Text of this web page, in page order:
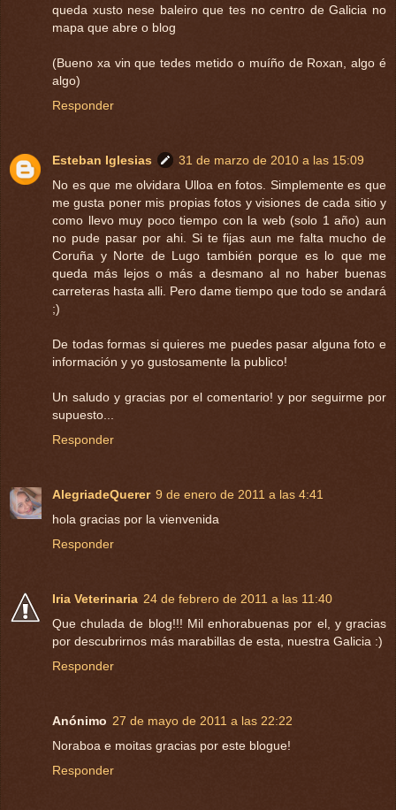
queda xusto nese baleiro que tes no centro de Galicia no
mapa que abre o blog
(Bueno xa vin que tedes metido o muíño de Roxan, algo é
algo)
Responder
Esteban Iglesias
31 de marzo de 2010 a las 15:09
No es que me olvidara Ulloa en fotos. Simplemente es que
me gusta poner mis propias fotos y visiones de cada sitio y
como llevo muy poco tiempo con la web (solo 1 año) aun
no pude pasar por ahi. Si te fijas aun me falta mucho de
Coruña y Norte de Lugo también porque es lo que me
queda más lejos o más a desmano al no haber buenas
carreteras hasta alli. Pero dame tiempo que todo se andará
;)
De todas formas si quieres me puedes pasar alguna foto e
información y yo gustosamente la publico!
Un saludo y gracias por el comentario! y por seguirme por
supuesto...
Responder
AlegriadeQuerer 9 de enero de 2011 a las 4:41
hola gracias por la vienvenida
Responder
Iria Veterinaria 24 de febrero de 2011 a las 11:40
Que chulada de blog!!! Mil enhorabuenas por el, y gracias
por descubrirnos más marabillas de esta, nuestra Galicia :)
Responder
Anónimo 27 de mayo de 2011 a las 22:22
Noraboa e moitas gracias por este blogue!
Responder